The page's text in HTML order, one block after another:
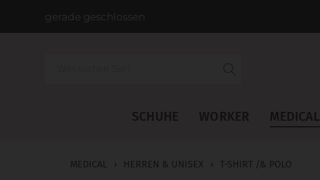
gerade geschlossen
SCHUHE WORKER MEDICAL
MEDICAL › HERREN & UNISEX › T-SHIRT /& POLO